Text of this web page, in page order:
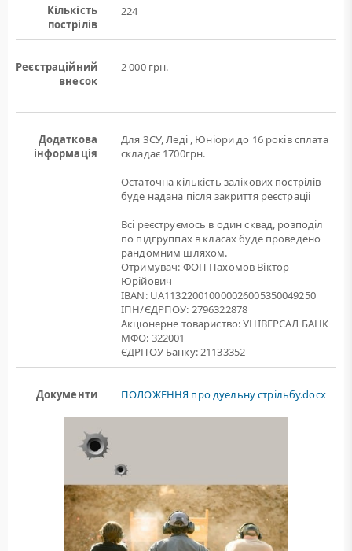
Кількість
пострілів
224
Реєстраційний
внесок
2 000 грн.
Додаткова
інформація
Для ЗСУ, Леді , Юніори до 16 років сплата
складає 1700грн.
Остаточна кількість залікових пострілів
буде надана після закриття реєстраціі
Всі реєструємось в один сквад, розподіл
по підгруппах в класах буде проведено
рандомним шляхом.
Отримувач: ФОП Пахомов Віктор
Юрійович
IBAN: UA113220010000026005350049250
ІПН/ЄДРПОУ: 2796322878
Акціонерне товариство: УНІВЕРСАЛ БАНК
МФО: 322001
ЄДРПОУ Банку: 21133352
Документи ПОЛОЖЕННЯ про дуельну стрільбу.docx